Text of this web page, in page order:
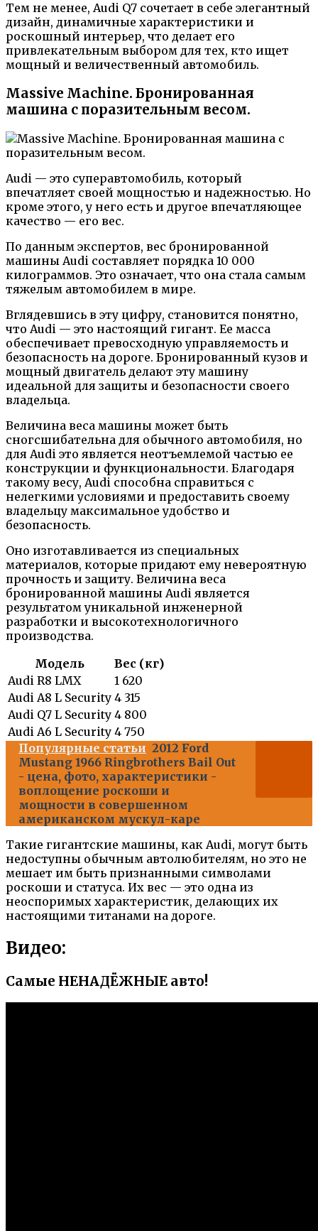
Тем не менее, Audi Q7 сочетает в себе элегантный
дизайн, динамичные характеристики и
роскошный интерьер, что делает его
привлекательным выбором для тех, кто ищет
мощный и величественный автомобиль.
Massive Machine. Бронированная
машина с поразительным весом.
Audi — это суперавтомобиль, который
впечатляет своей мощностью и надежностью. Но
кроме этого, у него есть и другое впечатляющее
качество — его вес.
По данным экспертов, вес бронированной
машины Audi составляет порядка 10 000
килограммов. Это означает, что она стала самым
тяжелым автомобилем в мире.
Вглядевшись в эту цифру, становится понятно,
что Audi — это настоящий гигант. Ее масса
обеспечивает превосходную управляемость и
безопасность на дороге. Бронированный кузов и
мощный двигатель делают эту машину
идеальной для защиты и безопасности своего
владельца.
Величина веса машины может быть
сногсшибательна для обычного автомобиля, но
для Audi это является неотъемлемой частью ее
конструкции и функциональности. Благодаря
такому весу, Audi способна справиться с
нелегкими условиями и предоставить своему
владельцу максимальное удобство и
безопасность.
Оно изготавливается из специальных
материалов, которые придают ему невероятную
прочность и защиту. Величина веса
бронированной машины Audi является
результатом уникальной инженерной
разработки и высокотехнологичного
производства.
Модель
Вес (кг)
Audi R8 LMX
1 620
Audi A8 L Security 4 315
Audi Q7 L Security 4 800
Audi A6 L Security 4 750
Популярные статьи 2012 Ford
Mustang 1966 Ringbrothers Bail Out
- цена, фото, характеристики -
воплощение роскоши и
мощности в совершенном
американском мускул-каре
Такие гигантские машины, как Audi, могут быть
недоступны обычным автолюбителям, но это не
мешает им быть признанными символами
роскоши и статуса. Их вес — это одна из
неоспоримых характеристик, делающих их
настоящими титанами на дороге.
Видео:
Самые НЕНАДЁЖНЫЕ авто!